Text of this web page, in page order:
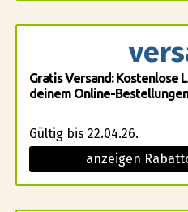
Gratis Versand: Kostenlose
deinem Online-
Gültig bis 22.04.26.
anzeigen